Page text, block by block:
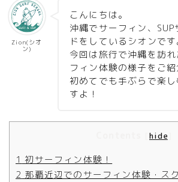
Zion(シオ
ン)
こんにちは。
沖縄でサーフィン、
ドをしているシオンです
今回は旅行で沖縄を訪
フィン体験の様子をご紹
初めてでも手ぶらで楽
すよ！
hide
1 初サーフィン体験！
2 那覇近辺でのサーフィン体験・ス